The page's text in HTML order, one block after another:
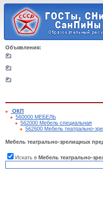
Объявления:
ОКП
560000 МЕБЕЛЬ
562000 Мебель специальная
562600 Мебель театрально-
Мебель театрально-зрелищных
Искать в Мебель театрально-